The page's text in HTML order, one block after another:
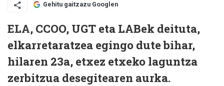
Gehitu gaitzazu Googlen
ELA, CCOO, UGT eta LABek deituta,
elkarretaratzea egingo dute bihar,
hilaren 23a, etxez etxeko laguntza
zerbitzua desegitearen aurka.